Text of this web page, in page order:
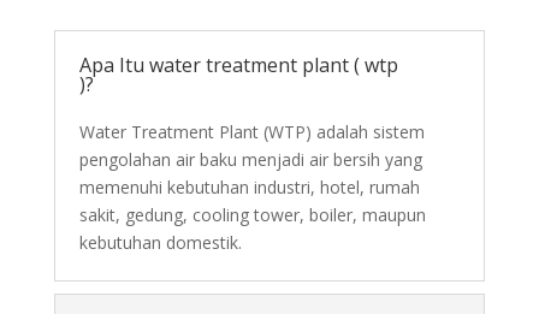
Apa Itu water treatment plant ( wtp
)?
Water Treatment Plant (WTP) adalah sistem
pengolahan air baku menjadi air bersih yang
memenuhi kebutuhan industri, hotel, rumah
sakit, gedung, cooling tower, boiler, maupun
kebutuhan domestik.